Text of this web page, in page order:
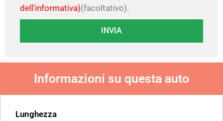
dell'informativa)(facoltativo).
INVIA
Informazioni su questa auto
Lunghezza